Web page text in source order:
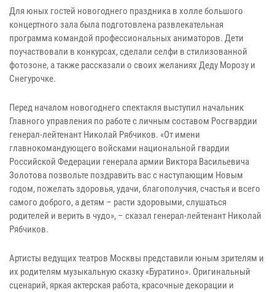
Для юных гостей новогоднего праздника в холле большого
концертного зала была подготовлена развлекательная
программа командой профессиональных аниматоров. Дети
поучаствовали в конкурсах, сделали селфи в стилизованной
фотозоне, а также рассказали о своих желаниях Деду Морозу и
Снегурочке.
Перед началом новогоднего спектакля выступил начальник
Главного управления по работе с личным составом Росгвардии
генерал-лейтенант Николай Рябчиков. «От имени
главнокомандующего войсками национальной гвардии
Российской Федерации генерала армии Виктора Васильевича
Золотова позвольте поздравить вас с наступающим Новым
годом, пожелать здоровья, удачи, благополучия, счастья и всего
самого доброго, а детям – расти здоровыми, слушаться
родителей и верить в чудо», – сказал генерал-лейтенант Николай
Рябчиков.
Артисты ведущих театров Москвы представили юным зрителям и
их родителям музыкальную сказку «Буратино». Оригинальный
сценарий, яркая актерская работа, красочные декорации и